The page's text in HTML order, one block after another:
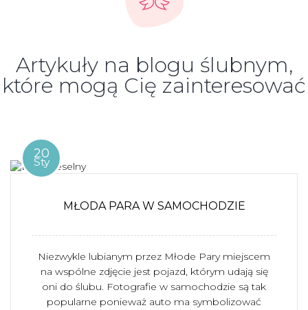
Artykuły na blogu ślubnym,
które mogą Cię zainteresować
20
Sty
MŁODA PARA W SAMOCHODZIE
Niezwykle lubianym przez Młode Pary miejscem
na wspólne zdjęcie jest pojazd, którym udają się
oni do ślubu. Fotografie w samochodzie są tak
popularne ponieważ auto ma symbolizować